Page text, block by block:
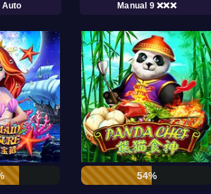
Auto
Manual 9 ❌❌❌
54%